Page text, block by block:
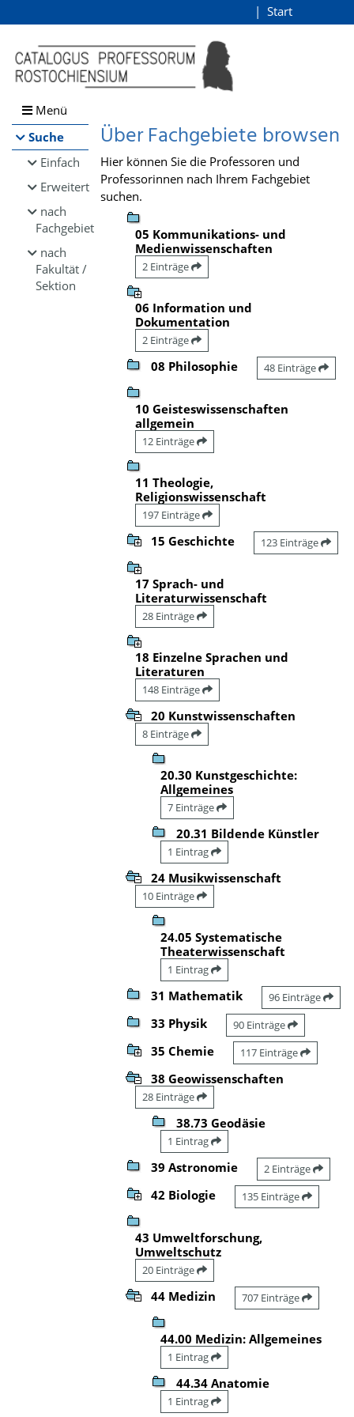
Browsen
direkt zum Inhalt
Start
Menü
Suche
Einfach
Erweitert
nach
Fachgebiet
nach
Fakultät /
Sektion
Über Fachgebiete browsen
Hier können Sie die Professoren und
Professorinnen nach Ihrem Fachgebiet
suchen.
05 Kommunikations- und
Medienwissenschaften
2 Einträge
06 Information und
Dokumentation
2 Einträge
08 Philosophie 48 Einträge
10 Geisteswissenschaften
allgemein
12 Einträge
11 Theologie,
Religionswissenschaft
197 Einträge
15 Geschichte 123 Einträge
17 Sprach- und
Literaturwissenschaft
28 Einträge
18 Einzelne Sprachen und
Literaturen
148 Einträge
20 Kunstwissenschaften
8 Einträge
20.30 Kunstgeschichte:
Allgemeines
7 Einträge
20.31 Bildende Künstler
1 Eintrag
24 Musikwissenschaft
10 Einträge
24.05 Systematische
Theaterwissenschaft
1 Eintrag
31 Mathematik 96 Einträge
33 Physik 90 Einträge
35 Chemie 117 Einträge
38 Geowissenschaften
28 Einträge
38.73 Geodäsie
1 Eintrag
39 Astronomie 2 Einträge
42 Biologie 135 Einträge
43 Umweltforschung,
Umweltschutz
20 Einträge
44 Medizin 707 Einträge
44.00 Medizin: Allgemeines
1 Eintrag
44.34 Anatomie
1 Eintrag